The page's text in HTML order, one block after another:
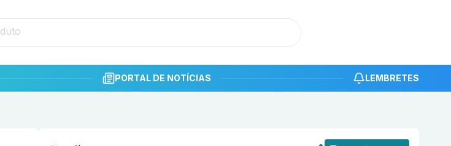
PORTAL DE NOTÍCIAS LEMBRETES